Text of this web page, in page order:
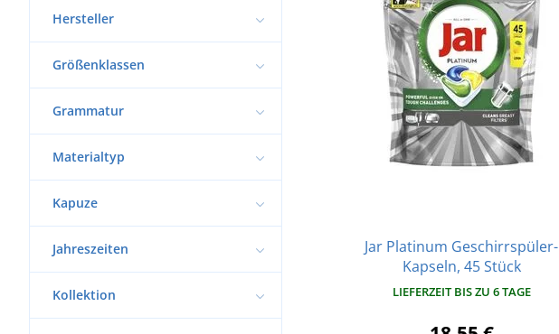
Hersteller
Größenklassen
Grammatur
Materialtyp
Kapuze
Jahreszeiten
Kollektion
Jar Platinum Geschirrspüler-
Kapseln, 45 Stück
LIEFERZEIT BIS ZU 6 TAGE